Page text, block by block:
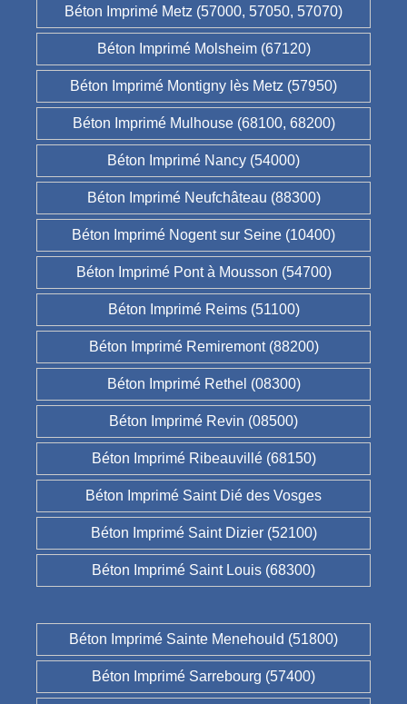
Béton Imprimé Metz (57000, 57050, 57070)
Béton Imprimé Molsheim (67120)
Béton Imprimé Montigny lès Metz (57950)
Béton Imprimé Mulhouse (68100, 68200)
Béton Imprimé Nancy (54000)
Béton Imprimé Neufchâteau (88300)
Béton Imprimé Nogent sur Seine (10400)
Béton Imprimé Pont à Mousson (54700)
Béton Imprimé Reims (51100)
Béton Imprimé Remiremont (88200)
Béton Imprimé Rethel (08300)
Béton Imprimé Revin (08500)
Béton Imprimé Ribeauvillé (68150)
Béton Imprimé Saint Dié des Vosges
Béton Imprimé Saint Dizier (52100)
Béton Imprimé Saint Louis (68300)
Béton Imprimé Sainte Menehould (51800)
Béton Imprimé Sarrebourg (57400)